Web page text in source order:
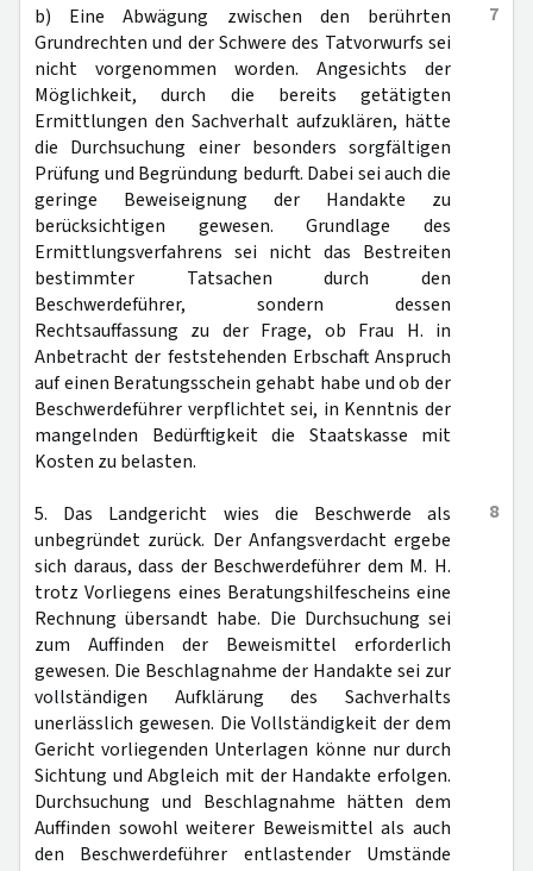
7
b) Eine Abwägung zwischen den berührten
Grundrechten und der Schwere des Tatvorwurfs sei
nicht vorgenommen worden. Angesichts der
Möglichkeit, durch die bereits getätigten
Ermittlungen den Sachverhalt aufzuklären, hätte
die Durchsuchung einer besonders sorgfältigen
Prüfung und Begründung bedurft. Dabei sei auch die
geringe Beweiseignung der Handakte zu
berücksichtigen gewesen. Grundlage des
Ermittlungsverfahrens sei nicht das Bestreiten
bestimmter Tatsachen durch den
Beschwerdeführer, sondern dessen
Rechtsauffassung zu der Frage, ob Frau H. in
Anbetracht der feststehenden Erbschaft Anspruch
auf einen Beratungsschein gehabt habe und ob der
Beschwerdeführer verpflichtet sei, in Kenntnis der
mangelnden Bedürftigkeit die Staatskasse mit
Kosten zu belasten.
8
5. Das Landgericht wies die Beschwerde als
unbegründet zurück. Der Anfangsverdacht ergebe
sich daraus, dass der Beschwerdeführer dem M. H.
trotz Vorliegens eines Beratungshilfescheins eine
Rechnung übersandt habe. Die Durchsuchung sei
zum Auffinden der Beweismittel erforderlich
gewesen. Die Beschlagnahme der Handakte sei zur
vollständigen Aufklärung des Sachverhalts
unerlässlich gewesen. Die Vollständigkeit der dem
Gericht vorliegenden Unterlagen könne nur durch
Sichtung und Abgleich mit der Handakte erfolgen.
Durchsuchung und Beschlagnahme hätten dem
Auffinden sowohl weiterer Beweismittel als auch
den Beschwerdeführer entlastender Umstände